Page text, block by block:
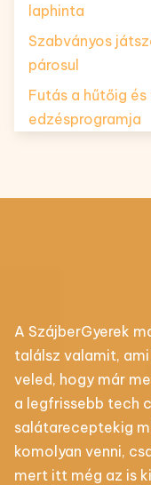
laphinta
Szabványos
párosul
Futás a hűtőig
edzésprogramja
A SzájberGyerek
találsz valamit,
veled, hogy már
a legfrissebb tech
salátareceptekig
komolyan venni,
mert itt még az is